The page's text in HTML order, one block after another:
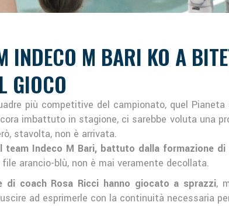
INDECO M BARI KO A
GIOCO
più competitive del campionato, quel
imbattuto in stagione, ci sarebbe voluta una
stavolta, non è arrivata.
Indeco M Bari, battuto dalla formazione
arancio-blù, non è mai veramente decollata.
di coach Rosa Ricci hanno giocato a sprazzi,
ad esprimerle con la continuità necessaria